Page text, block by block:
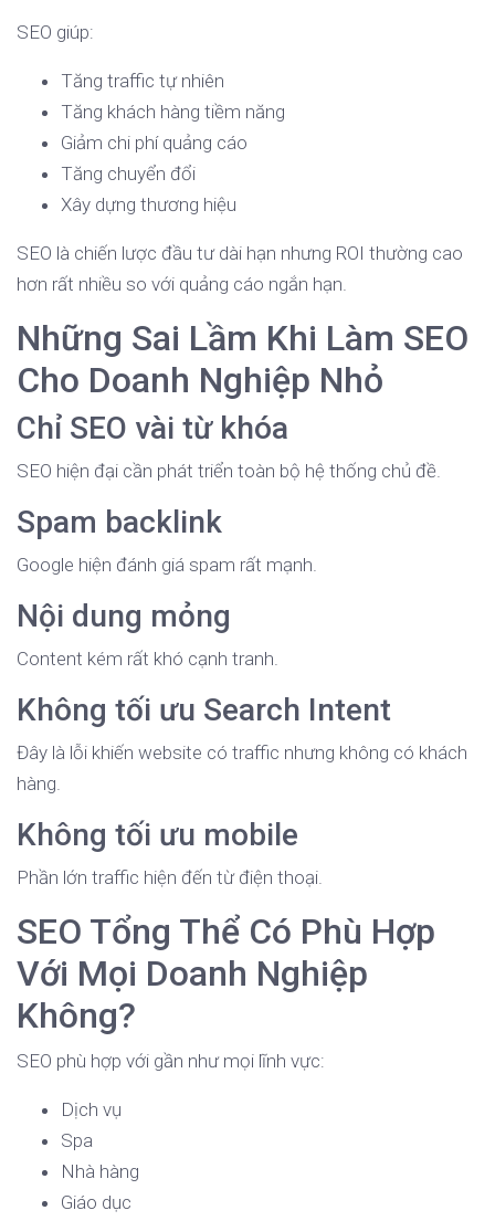
SEO giúp:
Tăng traffic tự nhiên
Tăng khách hàng tiềm năng
Giảm chi phí quảng cáo
Tăng chuyển đổi
Xây dựng thương hiệu
SEO là chiến lược đầu tư dài hạn nhưng ROI thường cao
hơn rất nhiều so với quảng cáo ngắn hạn.
Những Sai Lầm Khi Làm SEO
Cho Doanh Nghiệp Nhỏ
Chỉ SEO vài từ khóa
SEO hiện đại cần phát triển toàn bộ hệ thống chủ đề.
Spam backlink
Google hiện đánh giá spam rất mạnh.
Nội dung mỏng
Content kém rất khó cạnh tranh.
Không tối ưu Search Intent
Đây là lỗi khiến website có traffic nhưng không có khách
hàng.
Không tối ưu mobile
Phần lớn traffic hiện đến từ điện thoại.
SEO Tổng Thể Có Phù Hợp
Với Mọi Doanh Nghiệp
Không?
SEO phù hợp với gần như mọi lĩnh vực:
Dịch vụ
Spa
Nhà hàng
Giáo dục